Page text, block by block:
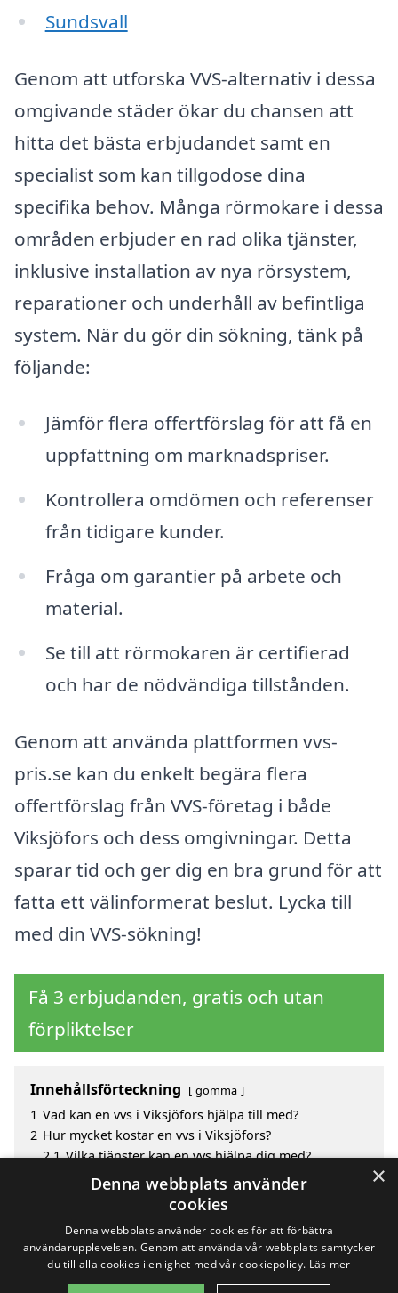
Sundsvall
Genom att utforska VVS-alternativ i dessa
omgivande städer ökar du chansen att
hitta det bästa erbjudandet samt en
specialist som kan tillgodose dina
specifika behov. Många rörmokare i dessa
områden erbjuder en rad olika tjänster,
inklusive installation av nya rörsystem,
reparationer och underhåll av befintliga
system. När du gör din sökning, tänk på
följande:
Jämför flera offertförslag för att få en
uppfattning om marknadspriser.
Kontrollera omdömen och referenser
från tidigare kunder.
Fråga om garantier på arbete och
material.
Se till att rörmokaren är certifierad
och har de nödvändiga tillstånden.
Genom att använda plattformen vvs-
pris.se kan du enkelt begära flera
offertförslag från VVS-företag i både
Viksjöfors och dess omgivningar. Detta
sparar tid och ger dig en bra grund för att
fatta ett välinformerat beslut. Lycka till
med din VVS-sökning!
Få 3 erbjudanden, gratis och utan
förpliktelser
Innehållsförteckning gömma
1 Vad kan en vvs i Viksjöfors hjälpa till med?
2 Hur mycket kostar en vvs i Viksjöfors?
2.1 Vilka tjänster kan en vvs hjälpa dig med?
Fördelar med att välja vvs i Viksjöfors
Sök efter en skicklig vvs i de omgivande städerna
×
Denna webbplats använder
cookies
Denna webbplats använder cookies för att förbättra
användarupplevelsen. Genom att använda vår webbplats samtycker
du till alla cookies i enlighet med vår cookiepolicy. Läs mer